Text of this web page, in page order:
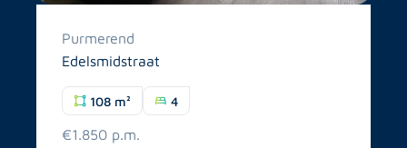
Purmerend
Edelsmidstraat
108 m² 4
€1.850 p.m.